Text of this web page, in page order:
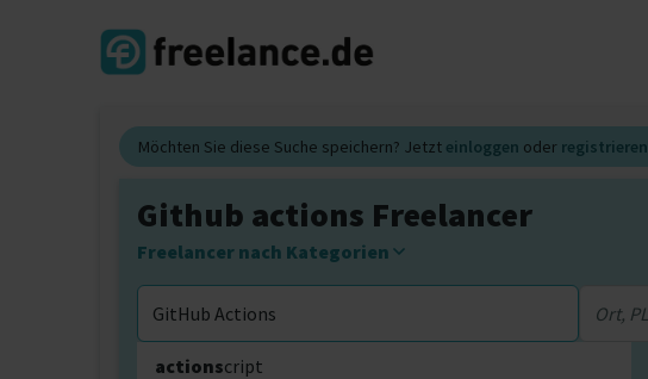
Möchten Sie diese Suche speichern? Jetzt einloggen oder registrieren
Github actions Freelancer
Freelancer nach Kategorien
Erweiterte Suche
actionscript